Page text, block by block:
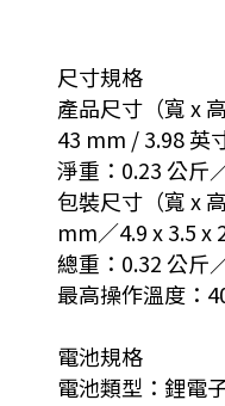
尺寸規格
產品尺寸（寬 x
43 mm / 3.98 英
淨重：0.23 公斤
包裝尺寸（寬 x
mm／4.9 x 3.5 x
總重：0.32 公斤
最高操作溫度：
電池規格
電池類型：鋰電